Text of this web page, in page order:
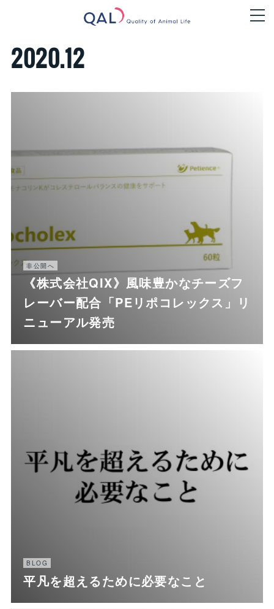
2020.12
非公開へ
《株式会社QIX》風味豊かなチーズフ
レーバー配合「PEリポコレックス」リ
ニューアル発売
BLOG
平凡を超えるために必要なこと